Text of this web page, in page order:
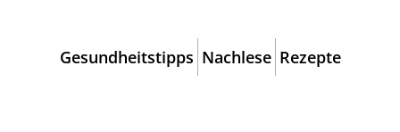
Gesundheitstipps Nachlese Rezepte